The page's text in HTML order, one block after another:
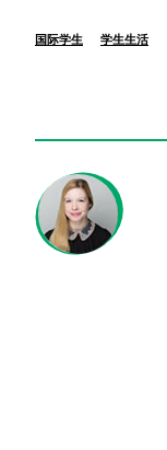
国际学生 学生生活